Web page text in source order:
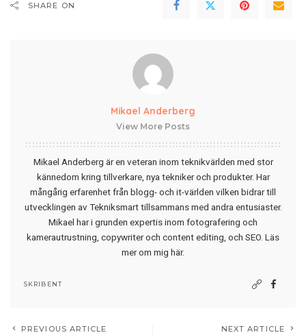
SHARE ON
Mikael Anderberg
View More Posts
Mikael Anderberg är en veteran inom teknikvärlden med stor
kännedom kring tillverkare, nya tekniker och produkter. Har
mångårig erfarenhet från blogg- och it-världen vilken bidrar till
utvecklingen av Tekniksmart tillsammans med andra entusiaster.
Mikael har i grunden expertis inom fotografering och
kamerautrustning, copywriter och content editing, och SEO. Läs
mer om mig här.
SKRIBENT
PREVIOUS ARTICLE NEXT ARTICLE